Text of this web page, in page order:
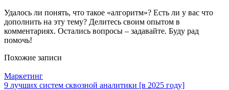
Удалось ли понять, что такое «алгоритм»? Есть ли у вас что
дополнить на эту тему? Делитесь своим опытом в
комментариях. Остались вопросы – задавайте. Буду рад
помочь!
Похожие записи
Маркетинг
9 лучших систем сквозной аналитики [в 2025 году]